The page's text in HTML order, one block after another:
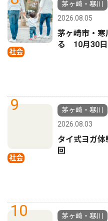
社会
茅ヶ崎・寒川
2026.08.05
茅ヶ崎市・
る 10月30日
9
社会
茅ヶ崎・寒川
2026.08.03
タイ式ヨガ
回
10
茅ヶ崎・寒川